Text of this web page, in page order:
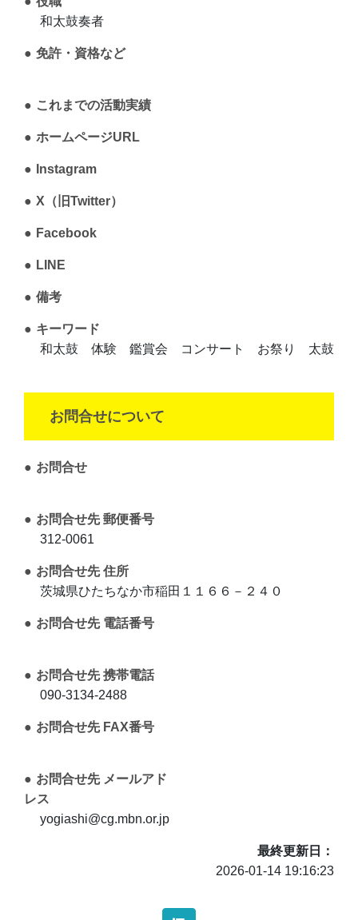
和太鼓奏者
免許・資格など
これまでの活動実績
ホームページURL
Instagram
X（旧Twitter）
Facebook
LINE
備考
キーワード
和太鼓 体験 鑑賞会 コンサート お祭り 太鼓
お問合せについて
お問合せ
お問合せ先 郵便番号
312-0061
お問合せ先 住所
茨城県ひたちなか市稲田１１６６－２４０
お問合せ先 電話番号
お問合せ先 携帯電話
090-3134-2488
お問合せ先 FAX番号
お問合せ先 メールアド
レス
yogiashi@cg.mbn.or.jp
最終更新日
2026-01-14 19:16:23